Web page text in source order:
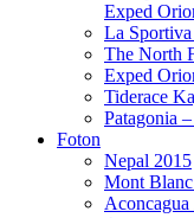
Exped
La
The North
Exped
Tiderace
Patagonia
Foton
Nepal 2015
Mont
Aconcagua